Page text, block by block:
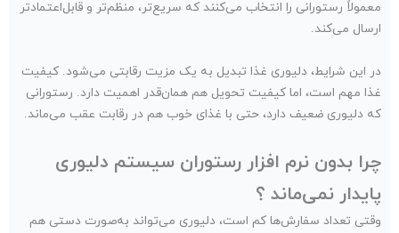
معمولاً رستورانی را انتخاب می‌کنند که سریع‌تر، منظم‌تر و قابل‌اعتمادتر
ارسال می‌کند.
در این شرایط، دلیوری غذا تبدیل به یک مزیت رقابتی می‌شود. کیفیت
غذا مهم است، اما کیفیت تحویل هم همان‌قدر اهمیت دارد. رستورانی
که دلیوری ضعیف دارد، حتی با غذای خوب هم در رقابت عقب می‌ماند.
چرا بدون نرم افزار رستوران سیستم دلیوری
پایدار نمی‌ماند ؟
وقتی تعداد سفارش‌ها کم است، دلیوری می‌تواند به‌صورت دستی هم